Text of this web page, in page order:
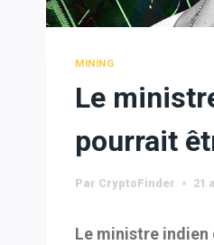
MINING
Le
pourrait
Par CryptoFinder 21
Le ministre indien